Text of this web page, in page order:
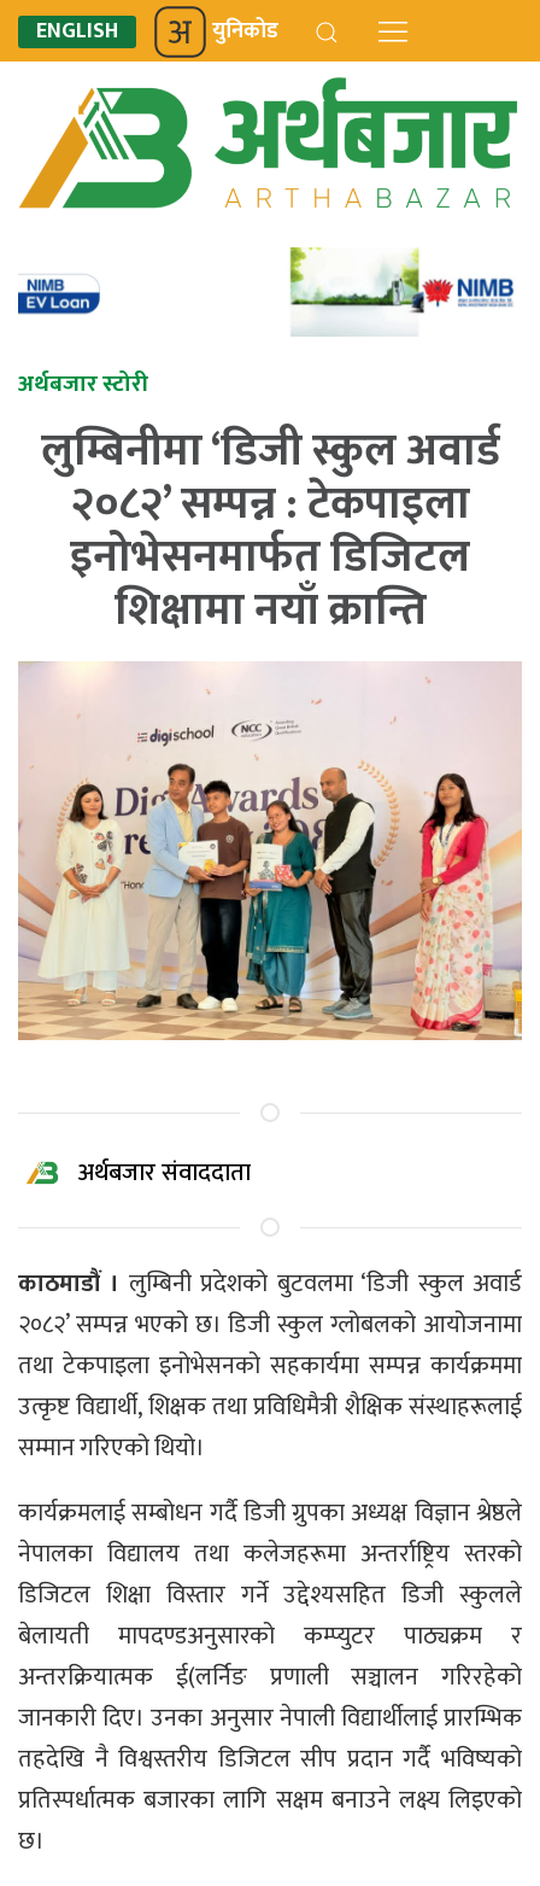
ENGLISH युनिकोड
अर्थबजार स्टोरी
लुम्बिनीमा ‘डिजी स्कुल अवार्ड
२०८२’ सम्पन्न : टेकपाइला
इनोभेसनमार्फत डिजिटल
शिक्षामा नयाँ क्रान्ति
अर्थबजार संवाददाता
काठमाडौं । लुम्बिनी प्रदेशको बुटवलमा ‘डिजी स्कुल अवार्ड
२०८२’ सम्पन्न भएको छ। डिजी स्कुल ग्लोबलको आयोजनामा
तथा टेकपाइला इनोभेसनको सहकार्यमा सम्पन्न कार्यक्रममा
उत्कृष्ट विद्यार्थी, शिक्षक तथा प्रविधिमैत्री शैक्षिक संस्थाहरूलाई
सम्मान गरिएको थियो।
कार्यक्रमलाई सम्बोधन गर्दै डिजी ग्रुपका अध्यक्ष विज्ञान श्रेष्ठले
नेपालका विद्यालय तथा कलेजहरूमा अन्तर्राष्ट्रिय स्तरको
डिजिटल शिक्षा विस्तार गर्ने उद्देश्यसहित डिजी स्कुलले
बेलायती मापदण्डअनुसारको कम्प्युटर पाठ्यक्रम र
अन्तरक्रियात्मक ई(लर्निङ प्रणाली सञ्चालन गरिरहेको
जानकारी दिए। उनका अनुसार नेपाली विद्यार्थीलाई प्रारम्भिक
तहदेखि नै विश्वस्तरीय डिजिटल सीप प्रदान गर्दै भविष्यको
प्रतिस्पर्धात्मक बजारका लागि सक्षम बनाउने लक्ष्य लिइएको
छ।